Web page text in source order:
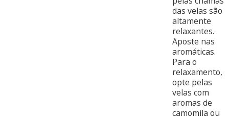
das velas são
altamente
relaxantes.
Aposte nas
aromáticas.
Para o
relaxamento,
opte pelas
velas com
aromas de
camomila ou